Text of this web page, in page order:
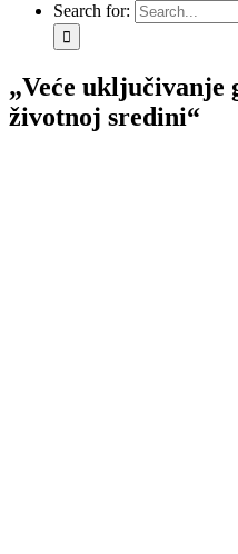
Search for:
„Veće uključivanje
životnoj sredini“